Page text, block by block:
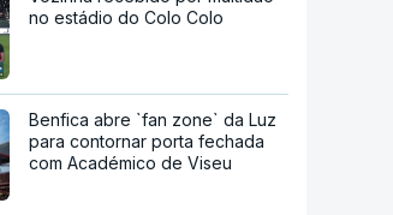
no estádio do Colo Colo
Benfica abre `fan zone` da Luz
para contornar porta fechada
com Académico de Viseu